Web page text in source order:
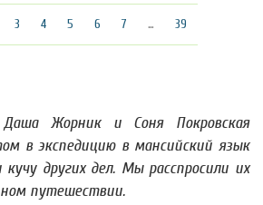
3 4 5 6 7 … 39
Жорник и Соня Покровская
в экспедицию в мансийский язык
других дел. Мы расспросили их
путешествии.